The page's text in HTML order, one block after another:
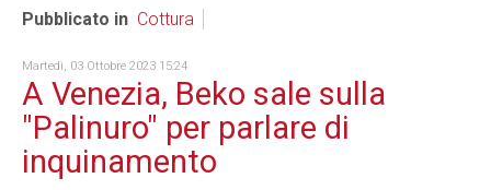
Pubblicato in Cottura
Martedì, 03 Ottobre 2023 15:24
A Venezia, Beko sale sulla
"Palinuro" per parlare di
inquinamento